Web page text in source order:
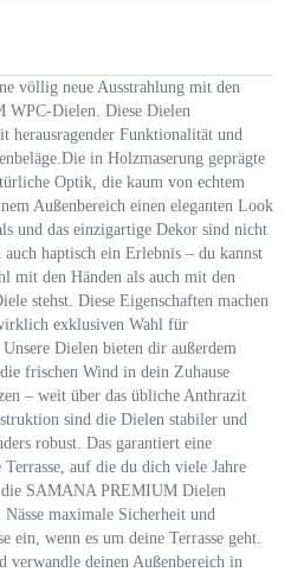
völlig neue Ausstrahlung mit den
Dielen. Diese Dielen
herausragender Funktionalität und
in Holzmaserung geprägte
Optik, die kaum von echtem
Außenbereich einen eleganten Look
und das einzigartige Dekor sind nicht
haptisch ein Erlebnis – du kannst
mit den Händen als auch mit den
stehst. Diese Eigenschaften machen
exklusiven Wahl für
Dielen bieten dir außerdem
frischen Wind in dein Zuhause
– weit über das übliche Anthrazit
sind die Dielen stabiler und
robust. Das garantiert eine
auf die du dich viele Jahre
die SAMANA PREMIUM Dielen
maximale Sicherheit und
ein, wenn es um deine Terrasse geht.
deinen Außenbereich in